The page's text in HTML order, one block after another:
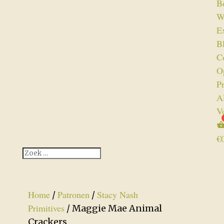
€
Home/Patronen/ Stacy Nash
Primitives / Maggie Mae Animal